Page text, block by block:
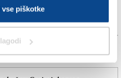
vse piškotke